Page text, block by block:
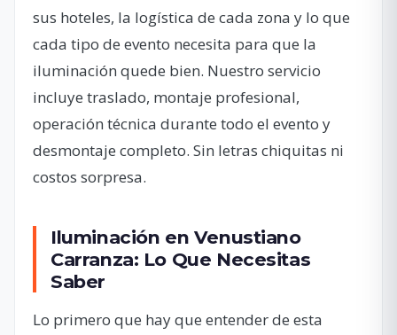
sus hoteles, la logística de cada zona y lo que
cada tipo de evento necesita para que la
iluminación quede bien. Nuestro servicio
incluye traslado, montaje profesional,
operación técnica durante todo el evento y
desmontaje completo. Sin letras chiquitas ni
costos sorpresa.
Iluminación en Venustiano
Carranza: Lo Que Necesitas
Saber
Lo primero que hay que entender de esta